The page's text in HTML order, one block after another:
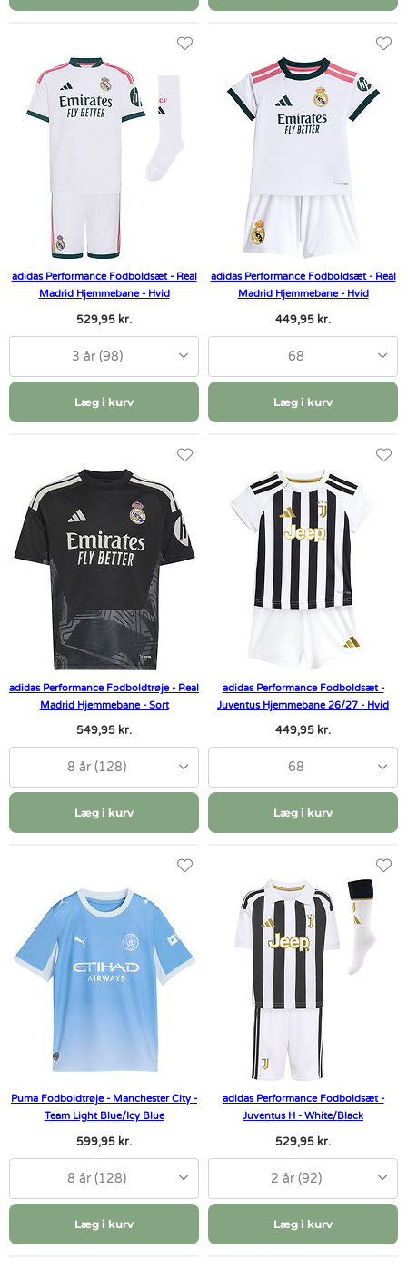
adidas Performance Fodboldsæt - Real
Madrid Hjemmebane - Hvid
529,95 kr.
3 år (98)
Læg i kurv
adidas Performance Fodboldsæt - Real
Madrid Hjemmebane - Hvid
449,95 kr.
68
Læg i kurv
adidas Performance Fodboldtrøje - Real
Madrid Hjemmebane - Sort
549,95 kr.
8 år (128)
Læg i kurv
adidas Performance Fodboldsæt -
Juventus Hjemmebane 26/27 - Hvid
449,95 kr.
68
Læg i kurv
Puma Fodboldtrøje - Manchester City -
Team Light Blue/Icy Blue
599,95 kr.
8 år (128)
Læg i kurv
adidas Performance Fodboldsæt -
Juventus H - White/Black
529,95 kr.
2 år (92)
Læg i kurv